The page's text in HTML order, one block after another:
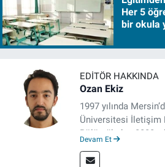
Her 5
bir okula
EDITÖR HAKKINDA
Ozan Ekiz
1997 yılında
Üniversitesi İletişim
Bölümü’nden 2020
editörü, muhabir,
Devam Et